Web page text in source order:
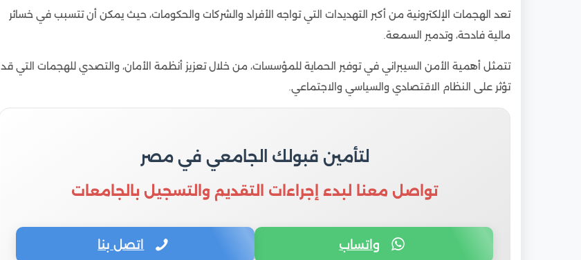
5
وظائف تخصص الأمن السيبراني
6
أهمية تخصص الأمن السيبراني
كليات وجامعات الأمن السيبراني في مصر: أين يدرس الوافد التخصص؟
8
تكاليف دراسة الأمن السيبراني في مصر للوافدين
9
شروط القبول بتخصص الأمن السيبراني في مصر للوافدين
مواد تخصص الأمن السيبراني في مصر: ماذا يدرس الطالب من أول سنة؟
تخصصات ومسارات الأمن السيبراني الأقرب لسوق العمل
خطوات التقديم في تخصص الأمن السيبراني عبر مكتب ادرس في مصر
تعد الهجمات الإلكترونية من أكبر التهديدات التي تواجه الأفراد والشركات والحكومات، حيث يمكن أن تتسبب في خسائر
مالية فادحة، وتدمير السمعة.
تتمثل أهمية الأمن السيبراني في توفير الحماية للمؤسسات، من خلال تعزيز أنظمة الأمان، والتصدي للهجمات التي قد
تؤثر على النظام الاقتصادي والسياسي والاجتماعي.
لتأمين قبولك الجامعي في مصر
تواصل معنا لبدء إجراءات التقديم والتسجيل بالجامعات
واتساب اتصل بنا